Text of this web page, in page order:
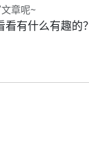
章呢~
有什么有趣的？